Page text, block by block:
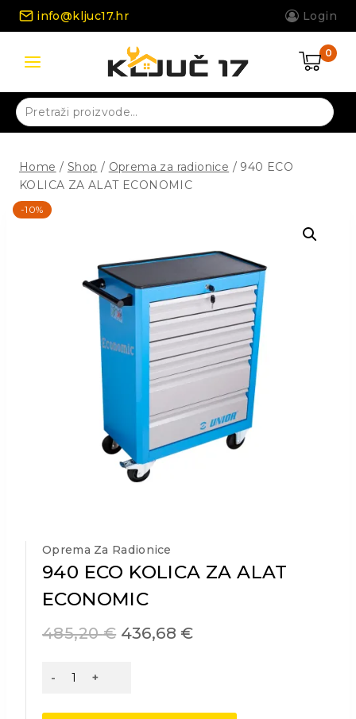
Skip
info@kljuc17.hr Login
0
Pretraži:
Home / Shop / Oprema za radionice / 940 ECO
KOLICA ZA ALAT ECONOMIC
-10%
Oprema Za Radionice
940 ECO KOLICA ZA ALAT
ECONOMIC
485,20€ 436,68 €
940